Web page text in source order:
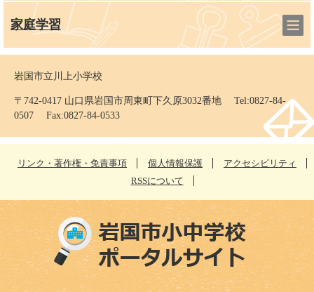
家庭学習
岩国市立川上小学校
〒742-0417 山口県岩国市周東町下久原3032番地 Tel:0827-84-
0507 Fax:0827-84-0533
リンク・著作権・免責事項 個人情報保護
アクセシビリティ
RSSについて